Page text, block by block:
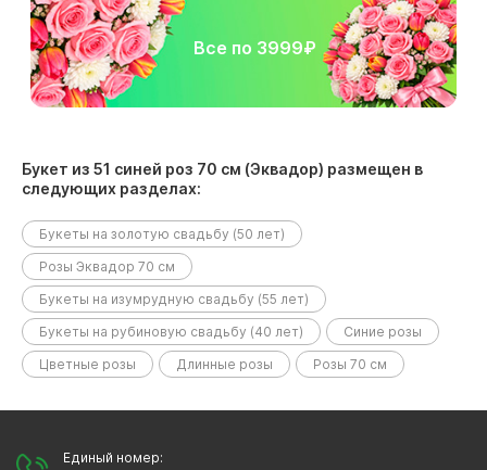
Все по 3999₽
Букет из 51 синей роз 70 см (Эквадор) размещен в
следующих разделах:
Букеты на золотую свадьбу (50 лет)
Розы Эквадор 70 см
Букеты на изумрудную свадьбу (55 лет)
Букеты на рубиновую свадьбу (40 лет)
Синие розы
Цветные розы
Длинные розы Розы 70 см
Единый номер: